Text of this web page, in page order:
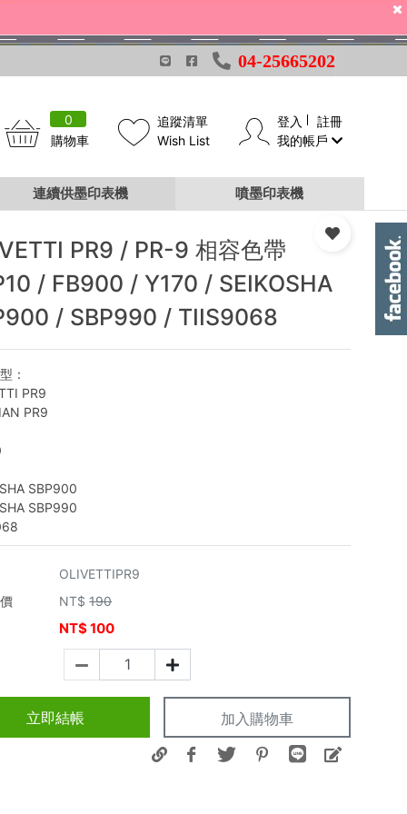
04-25665202
0
購物車
追蹤清單
Wish List
登入
註冊
我的帳戶
連續供墨印表機 噴墨印表機
PR9 / PR-9 相容色帶
/ FB900 / Y170 / SEIKOSHA
/ SBP990 / TIIS9068
：
PR9
PR9
SBP900
SBP990
OLIVETTIPR9
NT$ 190
NT$100
立即結帳 加入購物車